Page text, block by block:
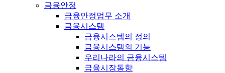
금융안정
금융안정업무 소개
금융시스템
금융시스템의 정의
금융시스템의 기능
우리나라의 금융시스템
금융시장동향